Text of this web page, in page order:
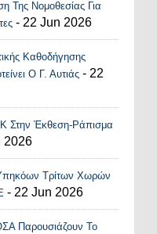
Recent Posts Widget
Της Νομοθεσίας Για
- 22 Jun 2026
Καθοδήγησης
Ο Γ. Αυτιάς - 22
Στην Έκθεση-Ράπισμα
2026
Τρίτων Χωρών
- 22 Jun 2026
Παρουσιάζουν Το